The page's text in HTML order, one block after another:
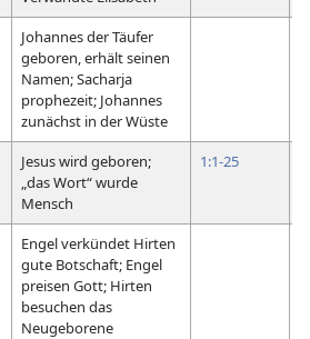
Johannes der Täufer
geboren, erhält seinen
Namen; Sacharja
prophezeit; Johannes
zunächst in der Wüste
Jesus wird geboren;
„das Wort“ wurde
Mensch
1:1-25
Engel verkündet Hirten
gute Botschaft; Engel
preisen Gott; Hirten
besuchen das
Neugeborene